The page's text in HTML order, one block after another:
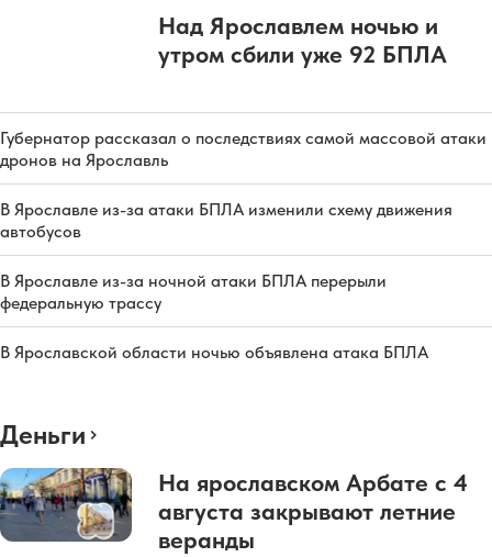
Над Ярославлем ночью и
утром сбили уже 92 БПЛА
Губернатор рассказал о последствиях самой массовой атаки
дронов на Ярославль
В Ярославле из-за атаки БПЛА изменили схему движения
автобусов
В Ярославле из-за ночной атаки БПЛА перерыли
федеральную трассу
В Ярославской области ночью объявлена атака БПЛА
Деньги
На ярославском Арбате с 4
августа закрывают летние
веранды